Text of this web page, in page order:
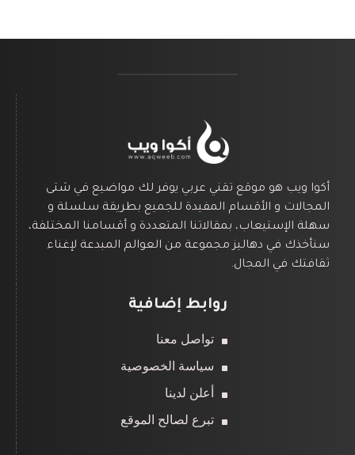
أكوا ويب هو موقع تقني عربي يوفر لك مواضيع في شتى
المجالات و الأقسام المفيدة للجميع بطريقة سلسلة و
سهلة الإستيعاب، بمقالاتنا المتعددة و أقسامنا المختلفة،
سنأخذك في دهاليز مجموعة من العوالم المبدعة لإغناء
ثقافتك في المجال.
روابط إضافية
تواصل معنا
سياسة الخصوصية
أعلن لدينا
تبرع لصالح الموقع